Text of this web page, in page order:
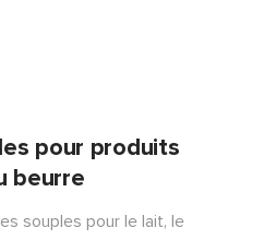
pour produits
beurre
souples pour le lait, le